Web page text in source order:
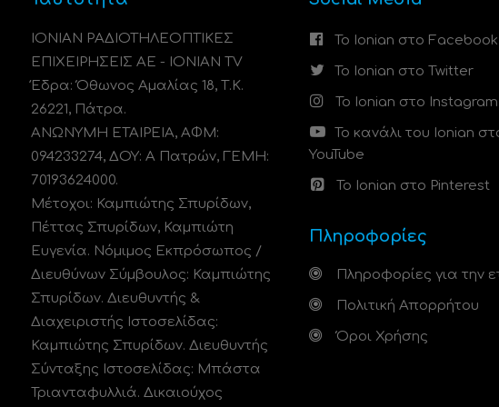
ΙΟΝΙΑΝ ΡΑΔΙΟΤΗΛΕΟΠΤΙΚΕΣ
ΕΠΙΧΕΙΡΗΣΕΙΣ ΑΕ - IONIAN TV
Έδρα: Όθωνος Αμαλίας 18, Τ.Κ.
26221, Πάτρα.
ΑΝΩΝΥΜΗ ΕΤΑΙΡΕΙΑ, ΑΦΜ:
094233274, ΔΟΥ: A Πατρών, ΓΕΜΗ:
70193624000.
Μέτοχοι: Καμπιώτης Σπυρίδων,
Πέττας Σπυρίδων, Καμπιώτη
Ευγενία. Νόμιμος Εκπρόσωπος /
Διευθύνων Σύμβουλος: Καμπιώτης
Σπυρίδων. Διευθυντής &
Διαχειριστής Ιστοσελίδας:
Καμπιώτης Σπυρίδων. Διευθυντής
Σύνταξης Ιστοσελίδας: Μπάστα
Τριανταφυλλιά. Δικαιούχος
Το Ionian στο Facebook
Το Ionian στο Twitter
Το Ionian στο Instagram
Το κανάλι του Ionian
YouTube
Το Ionian στο Pinterest
Πληροφορίες
Πληροφορίες για την
Πολιτική Απορρήτου
Όροι Χρήσης